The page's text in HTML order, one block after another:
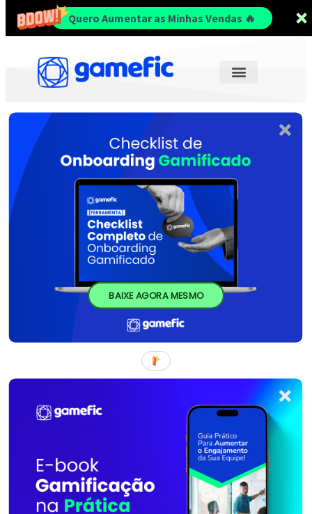
Quero Aumentar as Minhas Vendas 🔥
BAIXE AGORA MESMO